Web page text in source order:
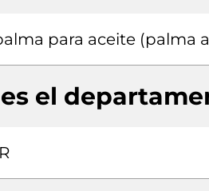
para aceite (palma
el